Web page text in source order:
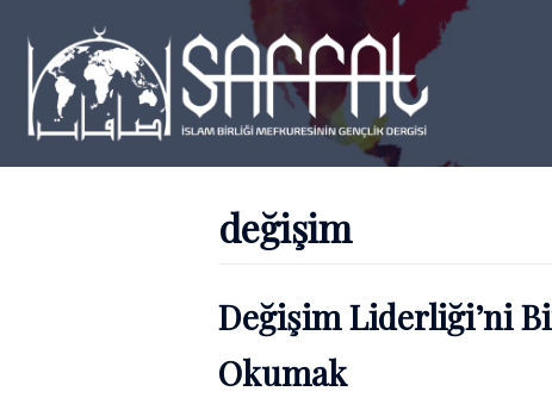
İçeriğe
geç
değişim
Değişim Liderliği’ni
Okumak